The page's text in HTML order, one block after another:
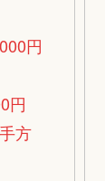
円
円
方